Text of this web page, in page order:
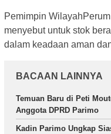
Pemimpin
menyebut untuk stok
dalam keadaan aman
BACAAN LAINNYA
Temuan Baru di Peti
Anggota DPRD Parimo
Kadin Parimo Ungkap